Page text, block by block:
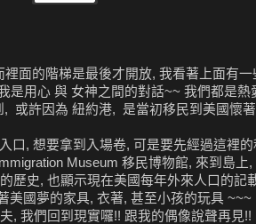
面的階梯是最後才開放, 我看著上面有
是用心 與 女神之間的對話~~ 我們都是
或許因為 紐約港, 是當初移民到美國懷
, 想要拿到入場卷, 可是要先經過這裡
Museum 移民博物館, 來到島上,
歷史, 也顯示現在美國每年外來人口的記
美國夢的家具, 衣著, 甚至小孩的玩具 ~~~
, 我們回到現實囉!! 跟我的偶像說聲再見!!